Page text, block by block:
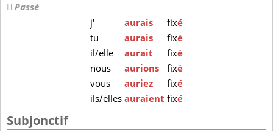
Passé
j'
aurais fixé
tu
aurais fixé
il/elle
aurait fixé
nous
aurions fixé
vous
auriez fixé
ils/ellesauraient fixé
Subjonctif